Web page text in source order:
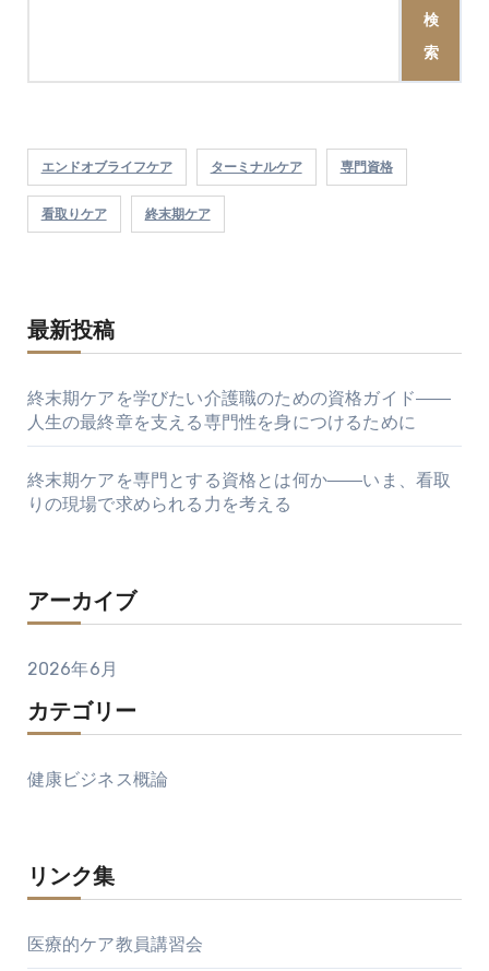
検
索
エンドオブライフケア ターミナルケア 専門資格
看取りケア 終末期ケア
最新投稿
終末期ケアを学びたい介護職のための資格ガイド――
人生の最終章を支える専門性を身につけるために
終末期ケアを専門とする資格とは何か――いま、看取
りの現場で求められる力を考える
アーカイブ
2026年6月
カテゴリー
健康ビジネス概論
リンク集
医療的ケア教員講習会